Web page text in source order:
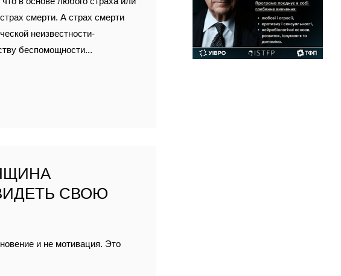
смерти. А страх смерти
неизвестности-
беспомощности...
СВОЮ
и не мотивация. Это